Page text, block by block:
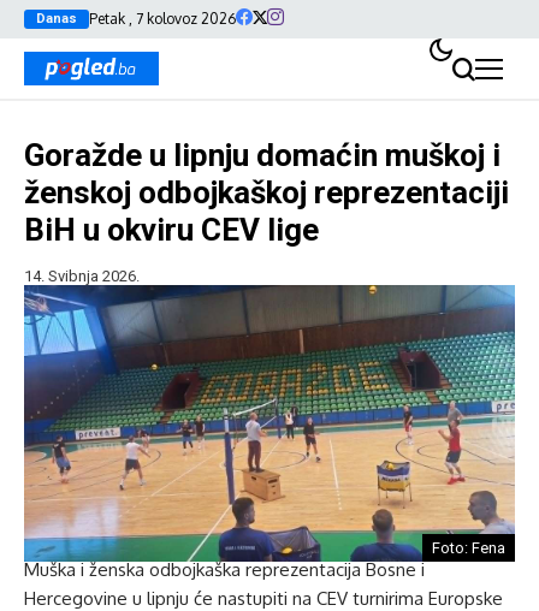
Danas Petak , 7 kolovoz 2026
Goražde u lipnju domaćin muškoj i
ženskoj odbojkaškoj reprezentaciji
BiH u okviru CEV lige
14. Svibnja 2026.
Foto: Fena
Muška i ženska odbojkaška reprezentacija Bosne i
Hercegovine u lipnju će nastupiti na CEV turnirima Europske